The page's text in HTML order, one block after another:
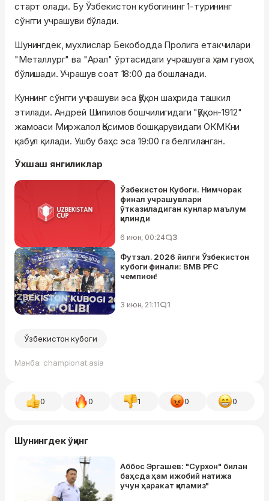
старт олади. Бу Ўзбекистон кубогининг 1-турининг
сўнгги учрашуви бўлади.
Шунингдек, мухлислар Бекободда Пролига етакчилари
"Металлург" ва "Арал" ўртасидаги учрашувга ҳам гувоҳ
бўлишади. Учрашув соат 18:00 да бошланади.
Куннинг сўнгги учрашуви эса Қўқон шаҳрида ташкил
этилади. Андрей Шипилов бошчилигидаги "Қўқон-1912"
жамоаси Миржалол Қосимов бошқарувидаги ОКМКни
қабул қилади. Ушбу баҳс эса 19:00 га белгиланган.
Ўхшаш янгиликлар
Ўзбекистон Кубоги. Нимчорак
финал учрашувлари
ўтказиладиган кунлар маълум
қилинди
6 июн, 00:24 3
Футзал. 2026 йилги Ўзбекистон
кубоги финали: BMB PFC
чемпион!
3 июн, 21:11 1
Ўзбекистон кубоги
Манба: championat.asia
0 0 1 0 0
Шунингдек ўқинг
Аббос Эргашев: "Сурхон" билан
баҳсда ҳам ижобий натижа
учун ҳаракат қиламиз"